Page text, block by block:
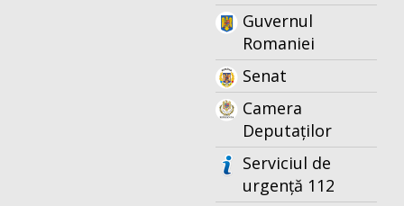
Guvernul
Romaniei
Senat
Camera
Deputaților
Serviciul de
urgență 112